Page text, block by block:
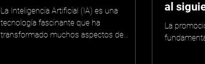
La Inteligencia Artificial (IA) es una
tecnología fascinante que ha
transformado muchos aspectos de
al
La